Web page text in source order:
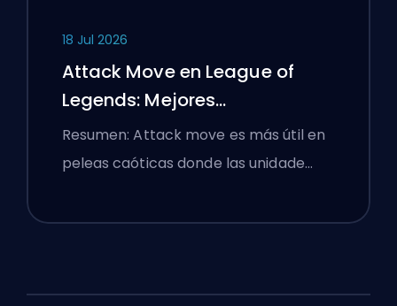
18 Jul 2026
Attack Move en League of
Legends: Mejores
Configuraciones
Resumen: Attack move es más útil en
peleas caóticas donde las unidade…